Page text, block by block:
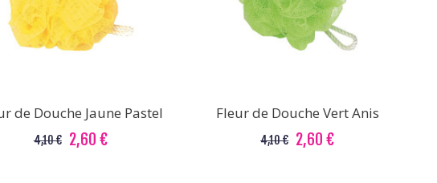
de Douche Jaune Pastel
4,10 € 2,60 €
Fleur de Douche Vert Anis
4,10 € 2,60 €